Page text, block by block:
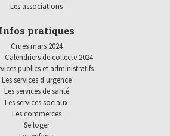
Les associations
Infos pratiques
Crues mars 2024
- Calendriers de collecte 2024
publics et administratifs
Les services d'urgence
Les services de santé
Les services sociaux
Les commerces
Se loger